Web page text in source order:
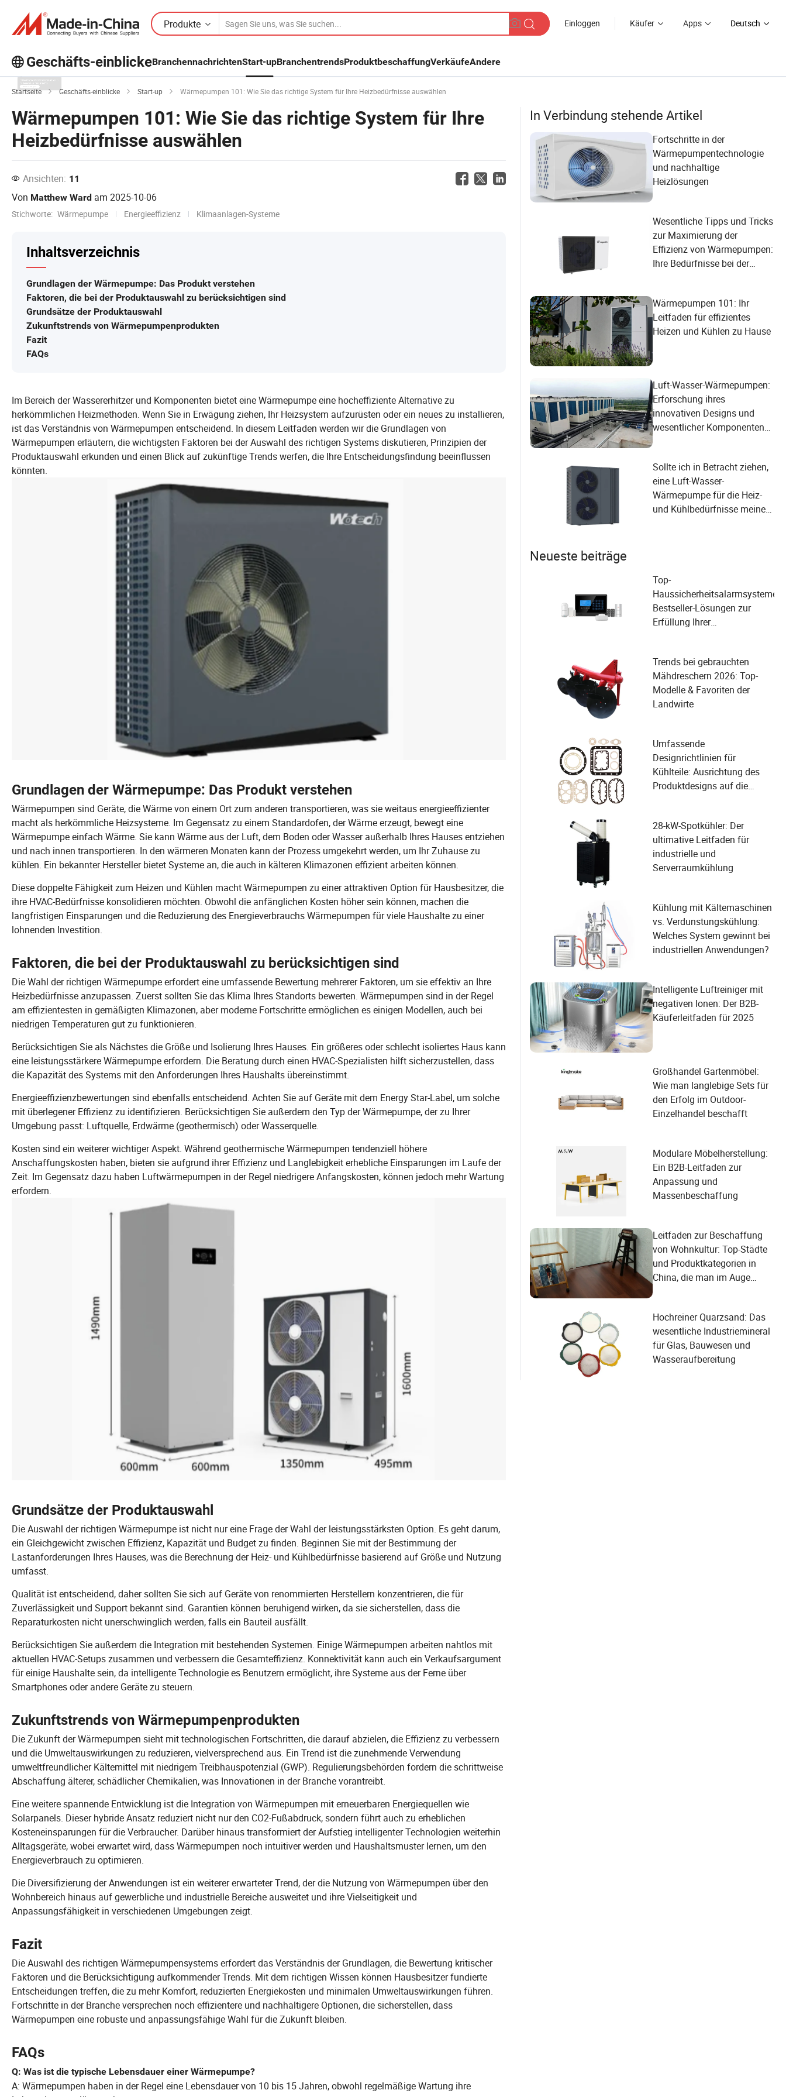
Produkte Einloggen Käufer Apps Deutsch
Geschäfts-einblickeBranchennachrichtenStart-upBranchentrendsProduktbeschaffungVerkäufeAndere
Entdecken Sie weitere beliebte Artikel
Mehr Anzeigen
Startseite Geschäfts-einblicke Start-up Wärmepumpen 101: Wie Sie das richtige System für Ihre Heizbedürfnisse auswählen
Wärmepumpen 101: Wie Sie das richtige System für Ihre
Heizbedürfnisse auswählen
Ansichten: 11
Von Matthew Ward am 2025-10-06
Stichworte: Wärmepumpe Energieeffizienz Klimaanlagen-Systeme
Inhaltsverzeichnis
Grundlagen der Wärmepumpe: Das Produkt verstehen
Faktoren, die bei der Produktauswahl zu berücksichtigen sind
Grundsätze der Produktauswahl
Zukunftstrends von Wärmepumpenprodukten
Fazit
FAQs
Im Bereich der Wassererhitzer und Komponenten bietet eine Wärmepumpe eine hocheffiziente Alternative zu
herkömmlichen Heizmethoden. Wenn Sie in Erwägung ziehen, Ihr Heizsystem aufzurüsten oder ein neues zu installieren,
ist das Verständnis von Wärmepumpen entscheidend. In diesem Leitfaden werden wir die Grundlagen von
Wärmepumpen erläutern, die wichtigsten Faktoren bei der Auswahl des richtigen Systems diskutieren, Prinzipien der
Produktauswahl erkunden und einen Blick auf zukünftige Trends werfen, die Ihre Entscheidungsfindung beeinflussen
könnten.
Grundlagen der Wärmepumpe: Das Produkt verstehen
Wärmepumpen sind Geräte, die Wärme von einem Ort zum anderen transportieren, was sie weitaus energieeffizienter
macht als herkömmliche Heizsysteme. Im Gegensatz zu einem Standardofen, der Wärme erzeugt, bewegt eine
Wärmepumpe einfach Wärme. Sie kann Wärme aus der Luft, dem Boden oder Wasser außerhalb Ihres Hauses entziehen
und nach innen transportieren. In den wärmeren Monaten kann der Prozess umgekehrt werden, um Ihr Zuhause zu
kühlen. Ein bekannter Hersteller bietet Systeme an, die auch in kälteren Klimazonen effizient arbeiten können.
Diese doppelte Fähigkeit zum Heizen und Kühlen macht Wärmepumpen zu einer attraktiven Option für Hausbesitzer, die
ihre HVAC-Bedürfnisse konsolidieren möchten. Obwohl die anfänglichen Kosten höher sein können, machen die
langfristigen Einsparungen und die Reduzierung des Energieverbrauchs Wärmepumpen für viele Haushalte zu einer
lohnenden Investition.
Faktoren, die bei der Produktauswahl zu berücksichtigen sind
Die Wahl der richtigen Wärmepumpe erfordert eine umfassende Bewertung mehrerer Faktoren, um sie effektiv an Ihre
Heizbedürfnisse anzupassen. Zuerst sollten Sie das Klima Ihres Standorts bewerten. Wärmepumpen sind in der Regel
am effizientesten in gemäßigten Klimazonen, aber moderne Fortschritte ermöglichen es einigen Modellen, auch bei
niedrigen Temperaturen gut zu funktionieren.
Berücksichtigen Sie als Nächstes die Größe und Isolierung Ihres Hauses. Ein größeres oder schlecht isoliertes Haus kann
eine leistungsstärkere Wärmepumpe erfordern. Die Beratung durch einen HVAC-Spezialisten hilft sicherzustellen, dass
die Kapazität des Systems mit den Anforderungen Ihres Haushalts übereinstimmt.
Energieeffizienzbewertungen sind ebenfalls entscheidend. Achten Sie auf Geräte mit dem Energy Star-Label, um solche
mit überlegener Effizienz zu identifizieren. Berücksichtigen Sie außerdem den Typ der Wärmepumpe, der zu Ihrer
Umgebung passt: Luftquelle, Erdwärme (geothermisch) oder Wasserquelle.
Kosten sind ein weiterer wichtiger Aspekt. Während geothermische Wärmepumpen tendenziell höhere
Anschaffungskosten haben, bieten sie aufgrund ihrer Effizienz und Langlebigkeit erhebliche Einsparungen im Laufe der
Zeit. Im Gegensatz dazu haben Luftwärmepumpen in der Regel niedrigere Anfangskosten, können jedoch mehr Wartung
erfordern.
Grundsätze der Produktauswahl
Die Auswahl der richtigen Wärmepumpe ist nicht nur eine Frage der Wahl der leistungsstärksten Option. Es geht darum,
ein Gleichgewicht zwischen Effizienz, Kapazität und Budget zu finden. Beginnen Sie mit der Bestimmung der
Lastanforderungen Ihres Hauses, was die Berechnung der Heiz- und Kühlbedürfnisse basierend auf Größe und Nutzung
umfasst.
Qualität ist entscheidend, daher sollten Sie sich auf Geräte von renommierten Herstellern konzentrieren, die für
Zuverlässigkeit und Support bekannt sind. Garantien können beruhigend wirken, da sie sicherstellen, dass die
Reparaturkosten nicht unerschwinglich werden, falls ein Bauteil ausfällt.
Berücksichtigen Sie außerdem die Integration mit bestehenden Systemen. Einige Wärmepumpen arbeiten nahtlos mit
aktuellen HVAC-Setups zusammen und verbessern die Gesamteffizienz. Konnektivität kann auch ein Verkaufsargument
für einige Haushalte sein, da intelligente Technologie es Benutzern ermöglicht, ihre Systeme aus der Ferne über
Smartphones oder andere Geräte zu steuern.
Zukunftstrends von Wärmepumpenprodukten
Die Zukunft der Wärmepumpen sieht mit technologischen Fortschritten, die darauf abzielen, die Effizienz zu verbessern
und die Umweltauswirkungen zu reduzieren, vielversprechend aus. Ein Trend ist die zunehmende Verwendung
umweltfreundlicher Kältemittel mit niedrigem Treibhauspotenzial (GWP). Regulierungsbehörden fordern die schrittweise
Abschaffung älterer, schädlicher Chemikalien, was Innovationen in der Branche vorantreibt.
Eine weitere spannende Entwicklung ist die Integration von Wärmepumpen mit erneuerbaren Energiequellen wie
Solarpanels. Dieser hybride Ansatz reduziert nicht nur den CO2-Fußabdruck, sondern führt auch zu erheblichen
Kosteneinsparungen für die Verbraucher. Darüber hinaus transformiert der Aufstieg intelligenter Technologien weiterhin
Alltagsgeräte, wobei erwartet wird, dass Wärmepumpen noch intuitiver werden und Haushaltsmuster lernen, um den
Energieverbrauch zu optimieren.
Die Diversifizierung der Anwendungen ist ein weiterer erwarteter Trend, der die Nutzung von Wärmepumpen über den
Wohnbereich hinaus auf gewerbliche und industrielle Bereiche ausweitet und ihre Vielseitigkeit und
Anpassungsfähigkeit in verschiedenen Umgebungen zeigt.
Fazit
Die Auswahl des richtigen Wärmepumpensystems erfordert das Verständnis der Grundlagen, die Bewertung kritischer
Faktoren und die Berücksichtigung aufkommender Trends. Mit dem richtigen Wissen können Hausbesitzer fundierte
Entscheidungen treffen, die zu mehr Komfort, reduzierten Energiekosten und minimalen Umweltauswirkungen führen.
Fortschritte in der Branche versprechen noch effizientere und nachhaltigere Optionen, die sicherstellen, dass
Wärmepumpen eine robuste und anpassungsfähige Wahl für die Zukunft bleiben.
FAQs
Q: Was ist die typische Lebensdauer einer Wärmepumpe?
A: Wärmepumpen haben in der Regel eine Lebensdauer von 10 bis 15 Jahren, obwohl regelmäßige Wartung ihre
In Verbindung stehende Artikel
Fortschritte in der
Wärmepumpentechnologie
und nachhaltige
Heizlösungen
Wesentliche Tipps und Tricks
zur Maximierung der
Effizienz von Wärmepumpen:
Ihre Bedürfnisse bei der
Wärmepumpen 101: Ihr
Leitfaden für effizientes
Heizen und Kühlen zu Hause
Luft-Wasser-Wärmepumpen:
Erforschung ihres
innovativen Designs und
wesentlicher Komponenten
Sollte ich in Betracht ziehen,
eine Luft-Wasser-
Wärmepumpe für die Heiz-
und Kühlbedürfnisse meines
Neueste beiträge
Top-
Haussicherheitsalarmsysteme:
Bestseller-Lösungen zur
Erfüllung Ihrer
Trends bei gebrauchten
Mähdreschern 2026: Top-
Modelle & Favoriten der
Landwirte
Umfassende
Designrichtlinien für
Kühlteile: Ausrichtung des
Produktdesigns auf die
28-kW-Spotkühler: Der
ultimative Leitfaden für
industrielle und
Serverraumkühlung
Kühlung mit Kältemaschinen
vs. Verdunstungskühlung:
Welches System gewinnt bei
industriellen Anwendungen?
Intelligente Luftreiniger mit
negativen Ionen: Der B2B-
Käuferleitfaden für 2025
Großhandel Gartenmöbel:
Wie man langlebige Sets für
den Erfolg im Outdoor-
Einzelhandel beschafft
Modulare Möbelherstellung:
Ein B2B-Leitfaden zur
Anpassung und
Massenbeschaffung
Leitfaden zur Beschaffung
von Wohnkultur: Top-Städte
und Produktkategorien in
China, die man im Auge
Hochreiner Quarzsand: Das
wesentliche Industriemineral
für Glas, Bauwesen und
Wasseraufbereitung